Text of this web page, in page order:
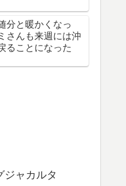
分と暖かくなっ
さんも来週には沖
ることになった
ジャカルタ